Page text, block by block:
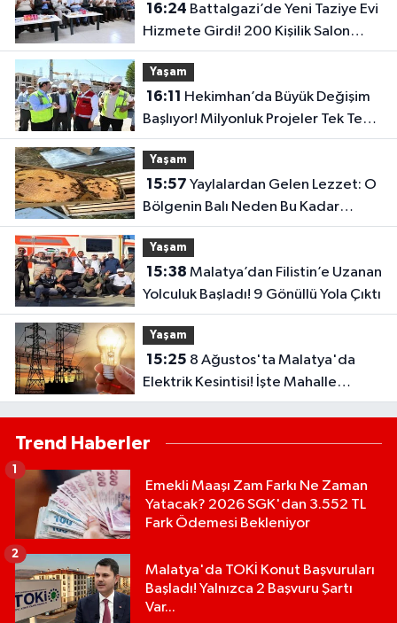
16:24
Hizmete Girdi! 200 Kişilik Salon
Dikkat Çekti
Yaşam
16:11
Başlıyor! Milyonluk Projeler Tek Tek
Hayata Geçiyor
Yaşam
15:57
Bölgenin Balı Neden Bu Kadar
Özel?
Yaşam
15:38
Yolculuk Başladı! 9 Gönüllü Yola Çıktı
Yaşam
15:25
Elektrik Kesintisi! İşte Mahalle
Mahalle Kesinti Listesi..
Trend Haberler
Emekli Maaşı Zam Farkı Ne Zaman
Yatacak? 2026 SGK'dan 3.552 TL
Fark Ödemesi Bekleniyor
1
Malatya'da TOKİ Konut Başvuruları
Başladı! Yalnızca 2 Başvuru Şartı
Var...
2